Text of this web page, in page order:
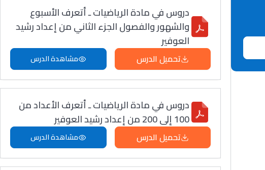
دروس في مادة الرياضيات ـ أتعرف الأسبوع
والشهور والفصول الجزء الثاني من إعداد رشيد
العوفير
تحميل الدرس مشاهدة الدرس
دروس في مادة الرياضيات ـ أتعرف الأعداد من
100 إلى 200 من إعداد رشيد العوفير
تحميل الدرس مشاهدة الدرس